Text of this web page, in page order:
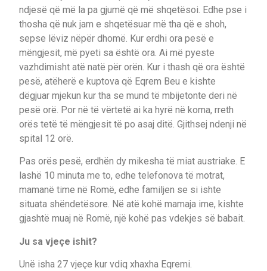
ndjesë që më la pa gjumë që më shqetësoi. Edhe pse i
thosha që nuk jam e shqetësuar më tha që e shoh,
sepse lëviz nëpër dhomë. Kur erdhi ora pesë e
mëngjesit, më pyeti sa është ora. Ai më pyeste
vazhdimisht atë natë për orën. Kur i thash që ora është
pesë, atëherë e kuptova që Eqrem Beu e kishte
dëgjuar mjekun kur tha se mund të mbijetonte deri në
pesë orë. Por në të vërtetë ai ka hyrë në koma, rreth
orës tetë të mëngjesit të po asaj ditë. Gjithsej ndenji në
spital 12 orë.
Pas orës pesë, erdhën dy mikesha të miat austriake. E
lashë 10 minuta me to, edhe telefonova të motrat,
mamanë time në Romë, edhe familjen se si ishte
situata shëndetësore. Në atë kohë mamaja ime, kishte
gjashtë muaj në Romë, një kohë pas vdekjes së babait.
Ju sa vjeçe ishit?
Unë isha 27 vjeçe kur vdiq xhaxha Eqremi.